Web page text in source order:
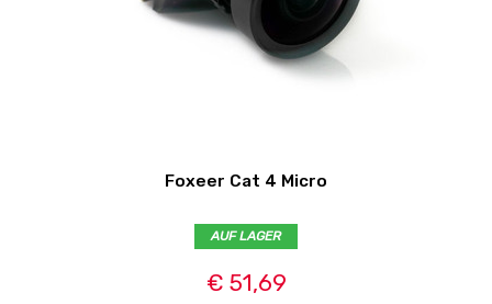
Foxeer Cat 4 Micro
AUF LAGER
€ 51,69